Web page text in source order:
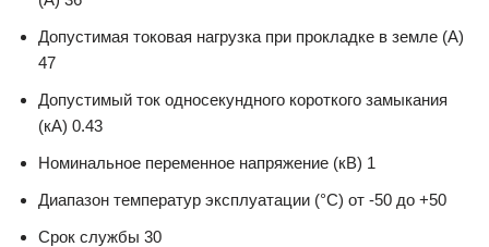
Допустимая токовая нагрузка при прокладке в земле (А)
47
Допустимый ток односекундного короткого замыкания
(кА) 0.43
Номинальное переменное напряжение (кВ) 1
Диапазон температур эксплуатации (°С) от -50 до +50
Срок службы 30